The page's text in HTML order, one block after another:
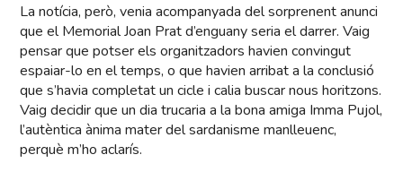
La notícia, però, venia acompanyada del sorprenent anunci
que el Memorial Joan Prat d’enguany seria el darrer. Vaig
pensar que potser els organitzadors havien convingut
espaiar-lo en el temps, o que havien arribat a la conclusió
que s’havia completat un cicle i calia buscar nous horitzons.
Vaig decidir que un dia trucaria a la bona amiga Imma Pujol,
l’autèntica ànima mater del sardanisme manlleuenc,
perquè m’ho aclarís.